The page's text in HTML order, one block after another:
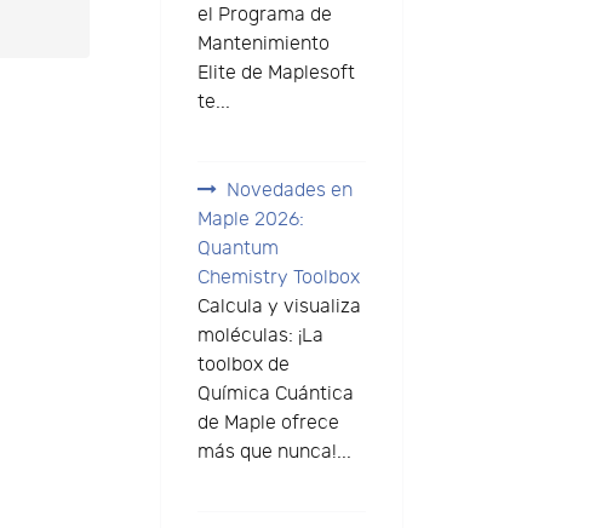
el Programa de
Mantenimiento
Elite de Maplesoft
te...
Novedades en
Maple 2026:
Quantum
Chemistry Toolbox
Calcula y visualiza
moléculas: ¡La
toolbox de
Química Cuántica
de Maple ofrece
más que nunca!...